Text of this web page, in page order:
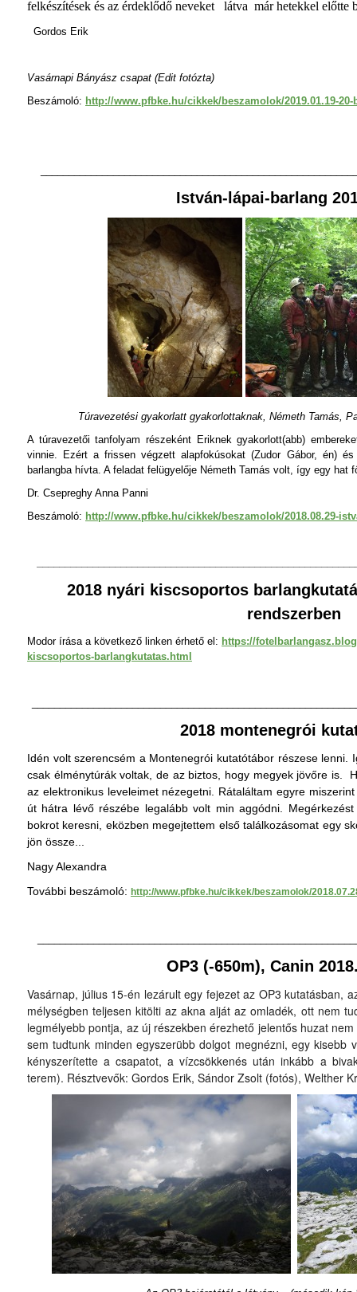
felkészítések és az érdeklődő neveket látva már hetekkel előtte
Gordos Erik
Vasárnapi Bányász csapat (Edit fotózta)
Beszámoló: http://www.pfbke.hu/cikkek/beszamolok/2019.01.19-
István-lápai-barlang
Túravezetési gyakorlatt gyakorlottaknak, Németh Tamás,
A túravezetői tanfolyam részeként Eriknek gyakorlott(abb)
vinnie. Ezért a frissen végzett alapfokúsokat (Zudor Gábor, én)
barlangba hívta. A feladat felügyelője Németh Tamás volt, így egy hat
Dr. Csepreghy Anna Panni
Beszámoló: http://www.pfbke.hu/cikkek/beszamolok/2018.08.29-
2018 nyári kiscsoportos
rendszerben
Modor írása a következő linken érhető el: https://
kiscsoportos-barlangkutatas.html
2018 montenegrói
Idén volt szerencsém a Montenegrói kutatótábor részese lenni.
csak élménytúrák voltak, de az biztos, hogy megyek jövőre is.
az elektronikus leveleimet nézegetni. Rátaláltam egyre
út hátra lévő részébe legalább volt min aggódni.
bokrot keresni, eközben megejtettem első találkozásomat egy
jön össze...
Nagy Alexandra
További beszámoló: http://www.pfbke.hu/cikkek/beszamolok/
OP3 (-650m), Canin
Vasárnap, július 15-én lezárult egy fejezet az OP3 kutatásban,
mélységben teljesen kitölti az akna alját az omladék, ott nem
legmélyebb pontja, az új részekben érezhető jelentős huzat
sem tudtunk minden egyszerübb dolgot megnézni, egy kisebb
kényszerítette a csapatot, a vízcsökkenés után inkább a
terem). Résztvevők: Gordos Erik, Sándor Zsolt (fotós), Welther